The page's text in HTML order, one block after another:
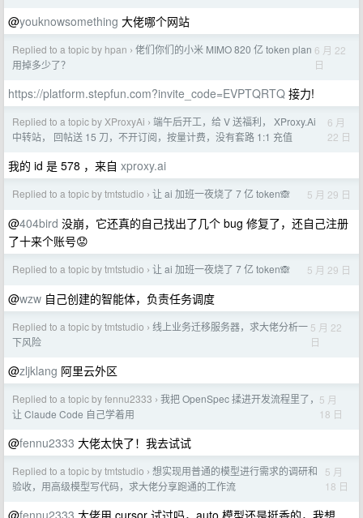
@youknowsomething 大佬哪个网站
Replied to a topic by hpan › 佬们你们的小米 MIMO 820 亿 token plan
用掉多少了？
6 月 22
日
https://platform.stepfun.com?invite_code=EVPTQRTQ 接力!
Replied to a topic by XProxyAi › 端午后开工，给 V 送福利， XProxy.Ai
中转站， 回帖送 15 刀，不开订阅，按量计费，没有套路 1:1 充值
6 月
22 日
我的 id 是 578 ，来自 xproxy.ai
Replied to a topic by tmtstudio › 让 ai 加班一夜烧了 7 亿 token🙈 5 月 29 日
@404bird 没崩，它还真的自己找出了几个 bug 修复了，还自己注册
了十来个账号😟
Replied to a topic by tmtstudio › 让 ai 加班一夜烧了 7 亿 token🙈 5 月 29 日
@wzw 自己创建的智能体，负责任务调度
Replied to a topic by tmtstudio › 线上业务迁移服务器，求大佬分析一
下风险
5 月 22
日
@zljklang 阿里云外区
Replied to a topic by fennu2333 › 我把 OpenSpec 揉进开发流程里了，
让 Claude Code 自己学着用
5 月
18 日
@fennu2333 大佬太快了！我去试试
Replied to a topic by tmtstudio › 想实现用普通的模型进行需求的调研和
验收，用高级模型写代码，求大佬分享跑通的工作流
5 月
18 日
@fennu2333 大佬用 cursor 试过吗，auto 模型还是挺香的，我想